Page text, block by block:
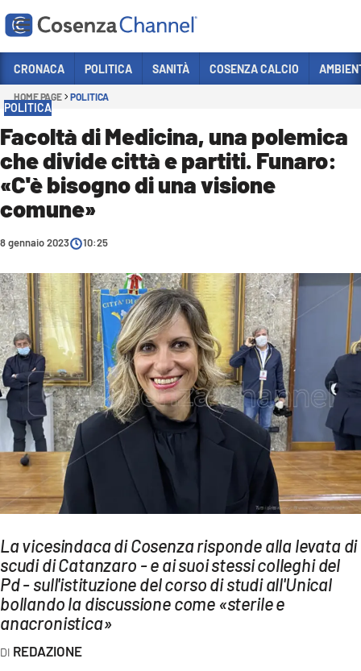
Sezioni
POLITICA
COSENZA CALCIO
ECONOMIA E LAVORO
ITALIA MONDO
SANITÀ
SPORT
CULTURA
AMBIENTE
Streaming
LAC TV
LAC NETWORK
LAC ONAIR
LaC
Network
LACPLAY.IT
LACTV.IT
CRONACA POLITICA SANITÀ COSENZA CALCIO
HOME PAGE POLITICA
POLITICA
Facoltà di Medicina, una polemica
che divide città e partiti. Funaro:
«C'è bisogno di una visione
comune»
8 gennaio 2023 10:25
La vicesindaca di Cosenza risponde alla levata di
scudi di Catanzaro - e ai suoi stessi colleghi del
Pd - sull'istituzione del corso di studi all'Unical
bollando la discussione come «sterile e
anacronistica»
REDAZIONE